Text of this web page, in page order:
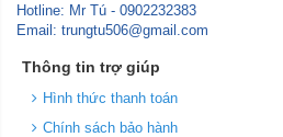
Hotline: Mr Tú - 0902232383
Email: trungtu506@gmail.com
Thông tin trợ giúp
Hình thức thanh toán
Chính sách bảo hành